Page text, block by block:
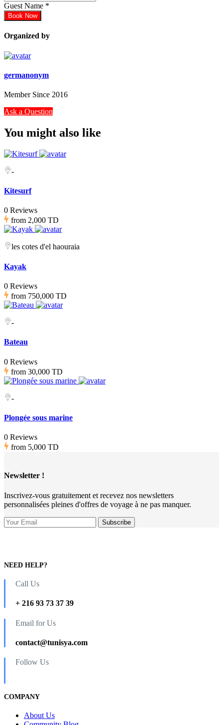
Guest Name *
Book Now
Organized by
germanonym
Member Since 2016
Ask a Question
You might also like
-
Kitesurf
0 Reviews
from 2,000 TD
les cotes d'el haouraia
Kayak
0 Reviews
from 750,000 TD
-
Bateau
0 Reviews
from 30,000 TD
-
Plongée sous marine
0 Reviews
from 5,000 TD
Newsletter !
Inscrivez-vous gratuitement et recevez nos newsletters
personnalisées pleines d'offres de voyage à ne pas manquer.
NEED HELP?
Call Us
+ 216 93 73 37 39
Email for Us
contact@tunisya.com
Follow Us
COMPANY
About Us